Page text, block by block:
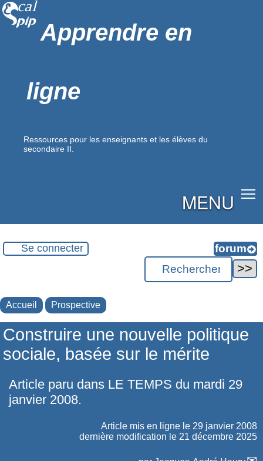
Apprendre en
ligne
Ressources pour les enseignants et les élèves du
secondaire II.
MENU
Se connecter
Accueil Prospective
Construire une nouvelle politique
sociale, basée sur le mérite
Article paru dans LE TEMPS du mardi 29
janvier 2008.
Article mis en ligne le 29 janvier 2008
dernière modification le 21 décembre 2025